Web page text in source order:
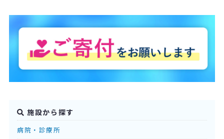
施設から探す
病院・診療所